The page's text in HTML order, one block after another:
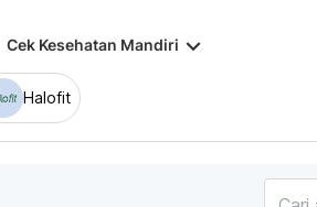
Cek Kesehatan Mandiri keyboard_arrow_down
Halofit